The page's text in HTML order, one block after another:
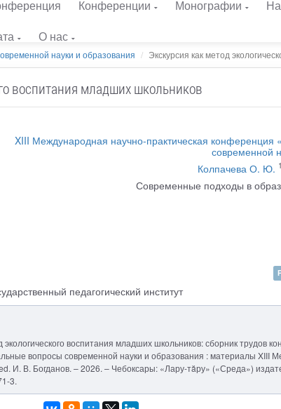
Конференции Монографии
О нас
науки и образования Экскурсия как метод
воспитания младших школьников
XIII Международная научно-практическая конференция
современной
Колпачева О. Ю. 1
Современные подходы в
педагогический институт
воспитания младших школьников: сборник трудов
вопросы современной науки и образования : материалы XIII
И. В. Богданов. – 2026. – Чебоксары: «Лару-тăру» («Среда»)
3.